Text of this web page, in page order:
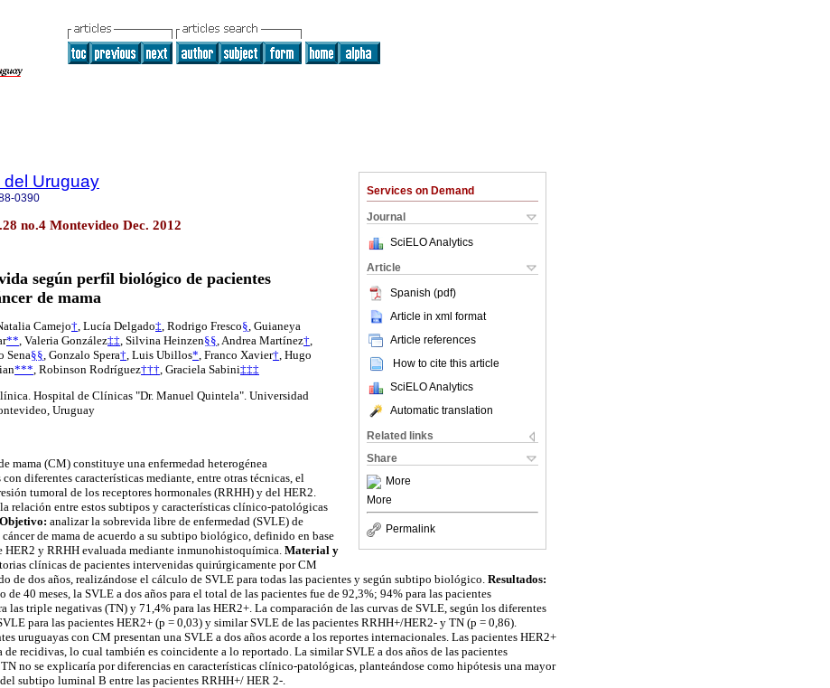
Services on Demand
Journal
SciELO Analytics
Article
Spanish (pdf)
Article in xml format
Article references
How to cite this article
SciELO Analytics
Automatic translation
Related links
Share
More
More
Permalink
Uruguay
0390
no.4 Montevideo Dec. 2012
según perfil biológico de pacientes
de mama
Camejo†, Lucía Delgado‡, Rodrigo Fresco§, Guianeya
**, Valeria González‡‡, Silvina Heinzen§§, Andrea Martínez†,
Sena§§, Gonzalo Spera†, Luis Ubillos*, Franco Xavier†, Hugo
***, Robinson Rodríguez†††, Graciela Sabini‡‡‡
Hospital de Clínicas "Dr. Manuel Quintela". Universidad
Uruguay
mama (CM) constituye una enfermedad heterogénea
diferentes características mediante, entre otras técnicas, el
tumoral de los receptores hormonales (RRHH) y del HER2.
relación entre estos subtipos y características clínico-patológicas
Objetivo: analizar la sobrevida libre de enfermedad (SVLE) de
de mama de acuerdo a su subtipo biológico, definido en base
HER2 y RRHH evaluada mediante inmunohistoquímica. Material y
clínicas de pacientes intervenidas quirúrgicamente por CM
de dos años, realizándose el cálculo de SVLE para todas las pacientes y según subtipo biológico. Resultados:
de 40 meses, la SVLE a dos años para el total de las pacientes fue de 92,3%; 94% para las pacientes
las triple negativas (TN) y 71,4% para las HER2+. La comparación de las curvas de SVLE, según los diferentes
para las pacientes HER2+ (p = 0,03) y similar SVLE de las pacientes RRHH+/HER2- y TN (p = 0,86).
uruguayas con CM presentan una SVLE a dos años acorde a los reportes internacionales. Las pacientes HER2+
de recidivas, lo cual también es coincidente a lo reportado. La similar SVLE a dos años de las pacientes
no se explicaría por diferencias en características clínico-patológicas, planteándose como hipótesis una mayor
subtipo luminal B entre las pacientes RRHH+/ HER 2-.